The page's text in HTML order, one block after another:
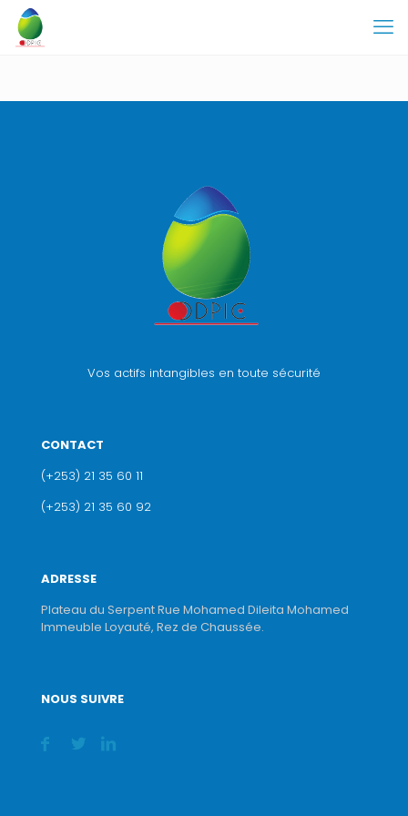
Vos actifs intangibles en toute sécurité
CONTACT
(+253) 21 35 60 11
(+253) 21 35 60 92
ADRESSE
Plateau du Serpent Rue Mohamed Dileita Mohamed
Immeuble Loyauté, Rez de Chaussée.
NOUS SUIVRE